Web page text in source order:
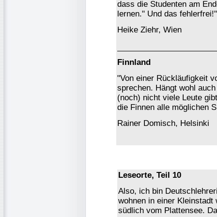
dass die Studenten am
lernen." Und das fehlerfrei!"
Heike Ziehr, Wien
Finnland
"Von einer Rückläufigkeit
sprechen. Hängt wohl
(noch) nicht viele Leute
die Finnen alle möglichen
Rainer Domisch, Helsinki
Leseorte, Teil 10
Also, ich bin
wohnen in einer
südlich vom Plattensee.